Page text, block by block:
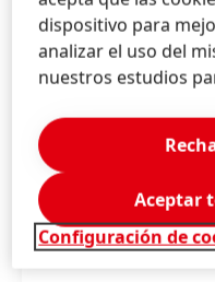
dispositivo para
analizar el uso del
nuestros estudios
Configuración de
Aceptar